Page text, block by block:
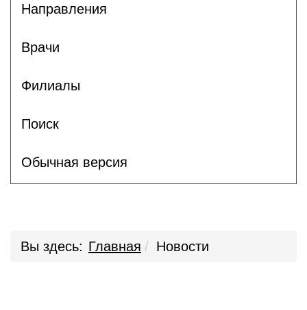
Направления
Врачи
Филиалы
Поиск
Обычная версия
Вы здесь: Главная Новости